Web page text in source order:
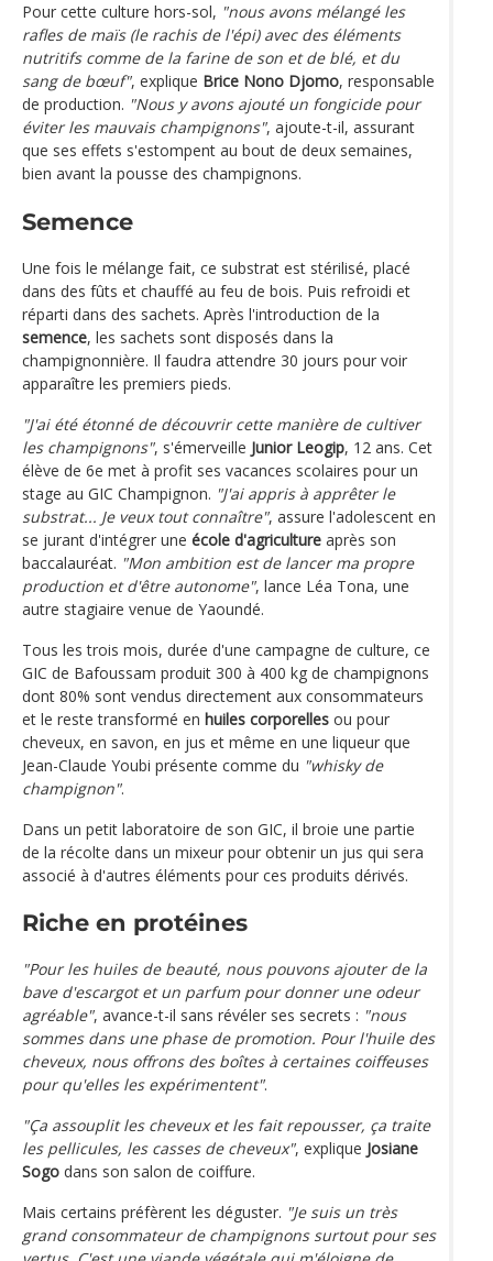
Pour cette culture hors-sol, "nous avons mélangé les
rafles de maïs (le rachis de l'épi) avec des éléments
nutritifs comme de la farine de son et de blé, et du
sang de bœuf", explique Brice Nono Djomo, responsable
de production. "Nous y avons ajouté un fongicide pour
éviter les mauvais champignons", ajoute-t-il, assurant
que ses effets s'estompent au bout de deux semaines,
bien avant la pousse des champignons.
Semence
Une fois le mélange fait, ce substrat est stérilisé, placé
dans des fûts et chauffé au feu de bois. Puis refroidi et
réparti dans des sachets. Après l'introduction de la
semence, les sachets sont disposés dans la
champignonnière. Il faudra attendre 30 jours pour voir
apparaître les premiers pieds.
"J'ai été étonné de découvrir cette manière de cultiver
les champignons", s'émerveille Junior Leogip, 12 ans. Cet
élève de 6e met à profit ses vacances scolaires pour un
stage au GIC Champignon. "J'ai appris à apprêter le
substrat... Je veux tout connaître", assure l'adolescent en
se jurant d'intégrer une école d'agriculture après son
baccalauréat. "Mon ambition est de lancer ma propre
production et d'être autonome", lance Léa Tona, une
autre stagiaire venue de Yaoundé.
Tous les trois mois, durée d'une campagne de culture, ce
GIC de Bafoussam produit 300 à 400 kg de champignons
dont 80% sont vendus directement aux consommateurs
et le reste transformé en huiles corporelles ou pour
cheveux, en savon, en jus et même en une liqueur que
Jean-Claude Youbi présente comme du "whisky de
champignon".
Dans un petit laboratoire de son GIC, il broie une partie
de la récolte dans un mixeur pour obtenir un jus qui sera
associé à d'autres éléments pour ces produits dérivés.
Riche en protéines
"Pour les huiles de beauté, nous pouvons ajouter de la
bave d'escargot et un parfum pour donner une odeur
agréable", avance-t-il sans révéler ses secrets : "nous
sommes dans une phase de promotion. Pour l'huile des
cheveux, nous offrons des boîtes à certaines coiffeuses
pour qu'elles les expérimentent".
"Ça assouplit les cheveux et les fait repousser, ça traite
les pellicules, les casses de cheveux", explique Josiane
Sogo dans son salon de coiffure.
Mais certains préfèrent les déguster. "Je suis un très
grand consommateur de champignons surtout pour ses